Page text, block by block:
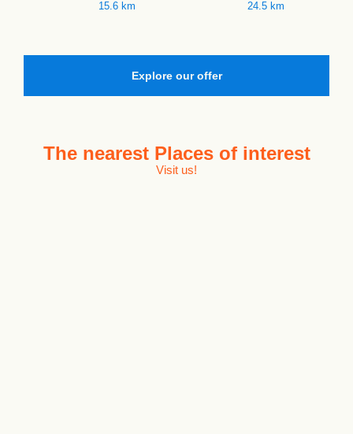
15.6 km
24.5 km
Explore our offer
The nearest Places of interest
Visit us!